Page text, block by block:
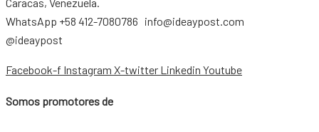
WhatsApp +58 412-7080786 info@ideaypost.com
@ideaypost
Facebook-f Instagram X-twitter Linkedin Youtube
Somos promotores de